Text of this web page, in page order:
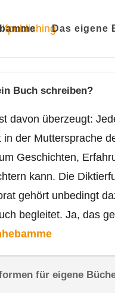
Das eigene
Buch schreiben?
davon überzeugt:
der Muttersprache
Geschichten,
kann. Die
gehört unbedingt
begleitet. Ja, das
für eigene